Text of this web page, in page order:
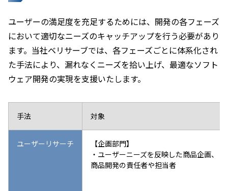
ユーザーの満足度を充足するためには、開発の各フェーズ
において適切なニーズのキャッチアップを行う必要があり
ます。当社ベリサーブでは、各フェーズごとに体系化され
た手法により、漏れなくニーズを拾い上げ、最適なソフト
ウェア開発の実現を支援いたします。​
手法 対象
ユーザーリサーチ
【企画部門】
・ユーザーニーズを反映した商品企画、
商品開発の責任者や担当者